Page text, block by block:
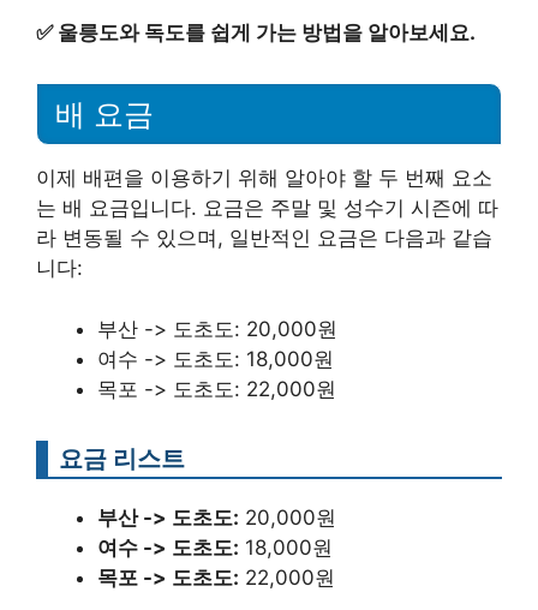
✅ 울릉도와 독도를 쉽게 가는 방법을 알아보세요.
배 요금
이제 배편을 이용하기 위해 알아야 할 두 번째 요소
는 배 요금입니다. 요금은 주말 및 성수기 시즌에 따
라 변동될 수 있으며, 일반적인 요금은 다음과 같습
니다:
부산 -> 도초도: 20,000원
여수 -> 도초도: 18,000원
목포 -> 도초도: 22,000원
요금 리스트
부산 -> 도초도: 20,000원
여수 -> 도초도: 18,000원
목포 -> 도초도: 22,000원